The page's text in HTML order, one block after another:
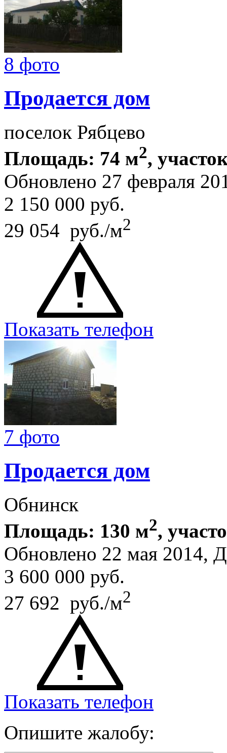
8 фото
Продается дом
поселок Рябцево
Площадь: 74 м2,
Обновлено 27 февраля
2 150 000 руб.
29 054 руб./м2
Показать телефон
7 фото
Продается дом
Обнинск
Площадь: 130 м2,
Обновлено 22 мая
3 600 000 руб.
27 692 руб./м2
Показать телефон
Опишите жалобу: